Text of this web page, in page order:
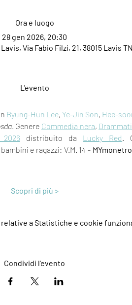
Ora e luogo
28 gen 2026, 20:30
Via Fabio Filzi, 21, 38015 Lavis
L'evento
Byung-Hun Lee, Ye-Jin Son, Hee-
. Genere Commedia nera,
2026 distribuito da Lucky Red .
e ragazzi: V.M. 14 - MYmonetro
Scopri di più >
a Statistiche e cookie
Condividi l'evento